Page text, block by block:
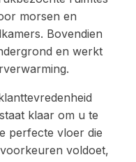
morsen en
Bovendien
en werkt
klaar om u te
perfecte vloer die
voldoet,